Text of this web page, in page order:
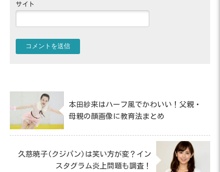
サイト
本田紗来はハーフ風でかわいい！父親・
母親の顔画像に教育法まとめ
久慈暁子(クジパン)は笑い方が変？イン
スタグラム炎上問題も調査！